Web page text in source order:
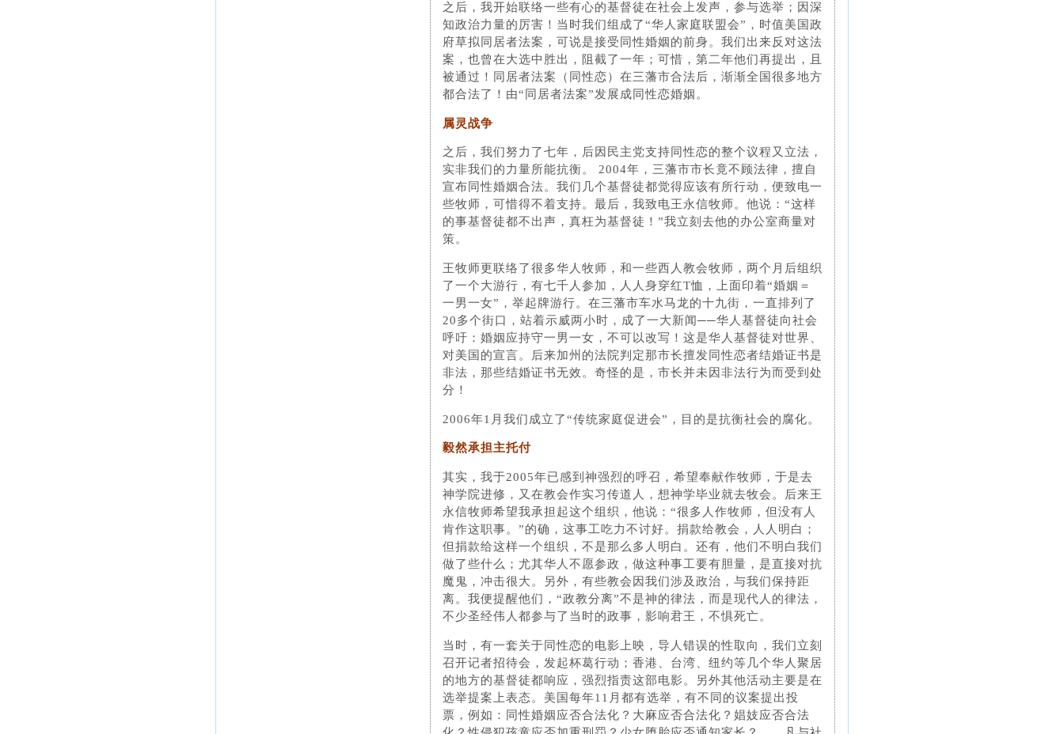
之后，我开始联络一些有心的基督徒在社会上发声，参与选举；因深
知政治力量的厉害！当时我们组成了“华人家庭联盟会”，时值美国政
府草拟同居者法案，可说是接受同性婚姻的前身。我们出来反对这法
案，也曾在大选中胜出，阻截了一年；可惜，第二年他们再提出，且
被通过！同居者法案（同性恋）在三藩市合法后，渐渐全国很多地方
都合法了！由“同居者法案”发展成同性恋婚姻。
属灵战争
之后，我们努力了七年，后因民主党支持同性恋的整个议程又立法，
实非我们的力量所能抗衡。 2004年，三藩市市长竟不顾法律，擅自
宣布同性婚姻合法。我们几个基督徒都觉得应该有所行动，便致电一
些牧师，可惜得不着支持。最后，我致电王永信牧师。他说：“这样
的事基督徒都不出声，真枉为基督徒！”我立刻去他的办公室商量对
策。
王牧师更联络了很多华人牧师，和一些西人教会牧师，两个月后组织
了一个大游行，有七千人参加，人人身穿红T恤，上面印着“婚姻＝
一男一女”，举起牌游行。在三藩市车水马龙的十九街，一直排列了
20多个街口，站着示威两小时，成了一大新闻──华人基督徒向社会
呼吁：婚姻应持守一男一女，不可以改写！这是华人基督徒对世界、
对美国的宣言。后来加州的法院判定那市长擅发同性恋者结婚证书是
非法，那些结婚证书无效。奇怪的是，市长并未因非法行为而受到处
分！
2006年1月我们成立了“传统家庭促进会”​​，目的是抗衡社会的腐化。
毅然承担主托付
其实，我于2005年已感到神强烈的呼召，希望奉献作牧师，于是去
神学院进修，又在教会作实习传道人，想神学毕业就去牧会。后来王
永信牧师希望我承担起这个组织，他说：“很多人作牧师，但没有人
肯作这职事。”的确，这事工吃力​​不讨好。捐款给教会，人人明白；
但捐款给这样一个组织，不是那么多人明白。还有，他们不明白我们
做了些什么；尤其华人不愿参政，做这种事工要有胆量，是直接对抗
魔鬼，冲击很大。另外，有些教会因我们涉及政治，与我们保持距
离。我便提醒他们，“政教分离”不是神的律法，而是现代人的律法，
不少圣经伟人都参与了当时的政事，影响君王，不惧死亡。
当时，有一套关于同性恋的电影上映，导人错误的性取向，我们立刻
召开记者招待会，发起杯葛行动；香港、台湾、纽约等几个华人聚居
的地方的基督徒都响应，强烈指责这部电影。另外其他活动主要是在
选举提案上表态。美国每年11月都有选举，有不同的议案提出投
票，例如：同性婚姻应否合法化？大麻应否合法化？娼妓应否合法